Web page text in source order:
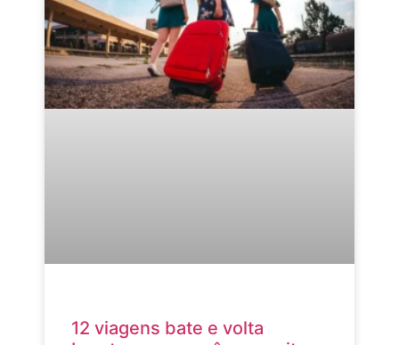
12 viagens bate e volta